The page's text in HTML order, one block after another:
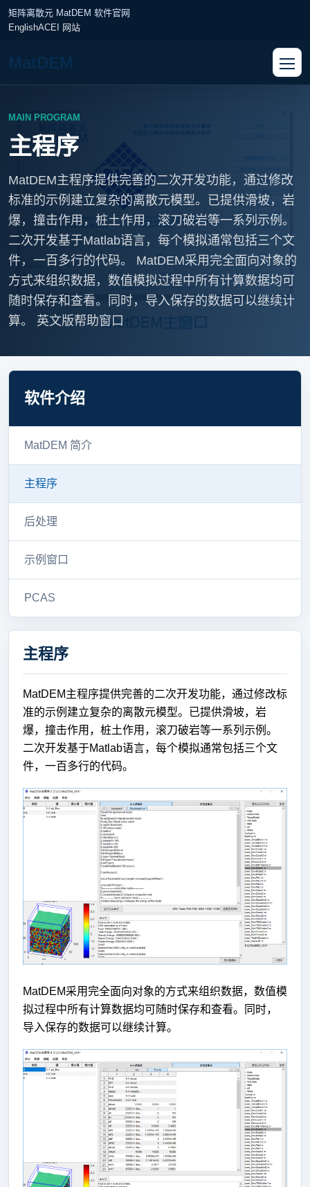
矩阵离散元 MatDEM 软件官网
EnglishACEI 网站
MatDEM
MAIN PROGRAM
主程序
MatDEM主程序提供完善的二次开发功能，通过修改
标准的示例建立复杂的离散元模型。已提供滑坡，岩
爆，撞击作用，桩土作用，滚刀破岩等一系列示例。
二次开发基于Matlab语言，每个模拟通常包括三个文
件，一百多行的代码。 MatDEM采用完全面向对象的
方式来组织数据，数值模拟过程中所有计算数据均可
随时保存和查看。同时，导入保存的数据可以继续计
算。 英文版帮助窗口
软件介绍
MatDEM 简介
主程序
后处理
示例窗口
PCAS
主程序
MatDEM主程序提供完善的二次开发功能，通过修改标
准的示例建立复杂的离散元模型。已提供滑坡，岩
爆，撞击作用，桩土作用，滚刀破岩等一系列示例。
二次开发基于Matlab语言，每个模拟通常包括三个文
件，一百多行的代码。
MatDEM采用完全面向对象的方式来组织数据，数值模
拟过程中所有计算数据均可随时保存和查看。同时，
导入保存的数据可以继续计算。